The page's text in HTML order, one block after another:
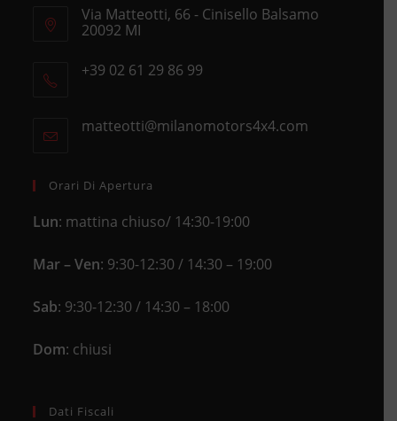
Via Matteotti, 66 - Cinisello Balsamo
20092 MI
in
+39 02 61 29 86 99
your
matteotti@milanomotors4x4.comOpens
Orari Di Apertura
Lun: mattina chiuso/ 14:30-19:00
Mar – Ven: 9:30-12:30 / 14:30 – 19:00
Sab: 9:30-12:30 / 14:30 – 18:00
Dom: chiusi
Dati Fiscali